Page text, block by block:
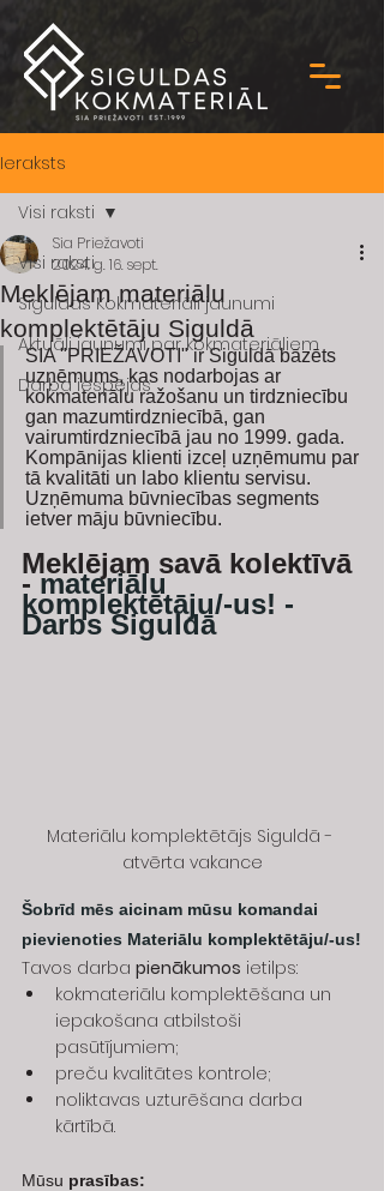
Ieraksts
Visi raksti
Siguldas Kokmateriāli jaunumi
Aktuāli jaunumi par kokmateriāliem
Darba iespējas
Visi raksti
Meklējam materiālu
komplektētāju Siguldā
Sia Priežavoti
2024. g. 16. sept.
SIA "PRIEŽAVOTI" ir Siguldā bāzēts
uzņēmums, kas nodarbojas ar
kokmateriālu ražošanu un tirdzniecību
gan mazumtirdzniecībā, gan
vairumtirdzniecībā jau no 1999. gada.
Kompānijas klienti izceļ uzņēmumu par
tā kvalitāti un labo klientu servisu.
Uzņēmuma būvniecības segments
ietver māju būvniecību.
Meklējam savā kolektīvā
- materiālu
komplektētāju/-us! -
Darbs Siguldā
Materiālu komplektētājs Siguldā -
atvērta vakance
Šobrīd mēs aicinam mūsu komandai
pievienoties Materiālu komplektētāju/-us!
Tavos darba pienākumos ietilps:
kokmateriālu komplektēšana un
iepakošana atbilstoši
pasūtījumiem;
preču kvalitātes kontrole;
noliktavas uzturēšana darba
kārtībā.
Mūsu prasības: